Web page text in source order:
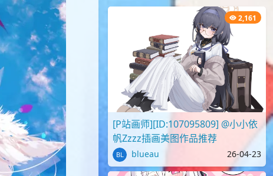
2,161
[P站画师][ID:107095809] @小小依
帆Zzzz插画美图作品推荐
blueau 26-04-23